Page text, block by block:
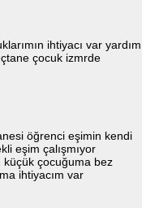
ihtiyacı var yardım
çocuk izmrde
öğrenci eşimin kendi
eşim çalışmıyor
küçük çocuğuma bez
ihtiyacım var